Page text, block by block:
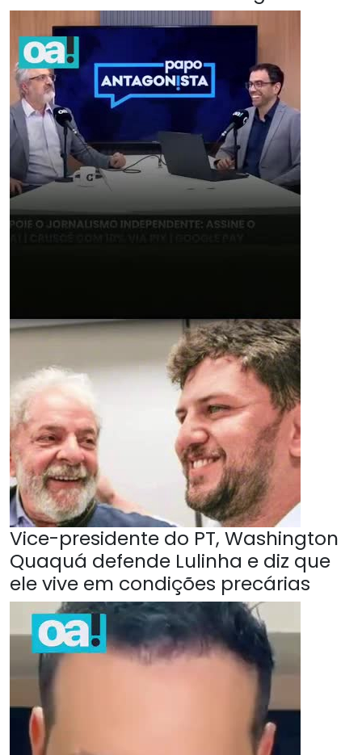
Vice-presidente do PT, Washington
Quaquá defende Lulinha e diz que
ele vive em condições precárias